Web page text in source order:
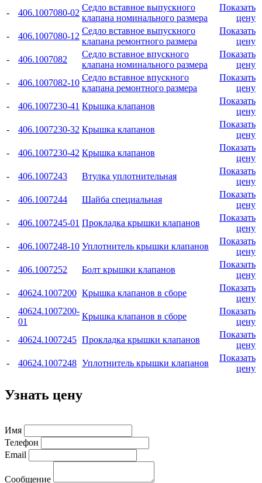
-
406.1007080-02
Седло вставное выпускного
клапана номинального размера
Показать
цену
-
406.1007080-12
Седло вставное выпускного
клапана ремонтного размера
Показать
цену
-
406.1007082
Седло вставное впускного
клапана номинального размера
Показать
цену
-
406.1007082-10
Седло вставное впускного
клапана ремонтного размера
Показать
цену
-
406.1007230-41 Крышка клапанов
Показать
цену
-
406.1007230-32 Крышка клапанов
Показать
цену
-
406.1007230-42 Крышка клапанов
Показать
цену
-
406.1007243 Втулка уплотнительная
Показать
цену
-
406.1007244 Шайба специальная
Показать
цену
-
406.1007245-01 Прокладка крышки клапанов
Показать
цену
-
406.1007248-10 Уплотнитель крышки клапанов
Показать
цену
-
406.1007252 Болт крышки клапанов
Показать
цену
-
40624.1007200 Крышка клапанов в сборе
Показать
цену
-
40624.1007200-
01
Крышка клапанов в сборе
Показать
цену
-
40624.1007245 Прокладка крышки клапанов
Показать
цену
-
40624.1007248 Уплотнитель крышки клапанов
Показать
цену
Узнать цену
Имя
Телефон
Email
Сообщение